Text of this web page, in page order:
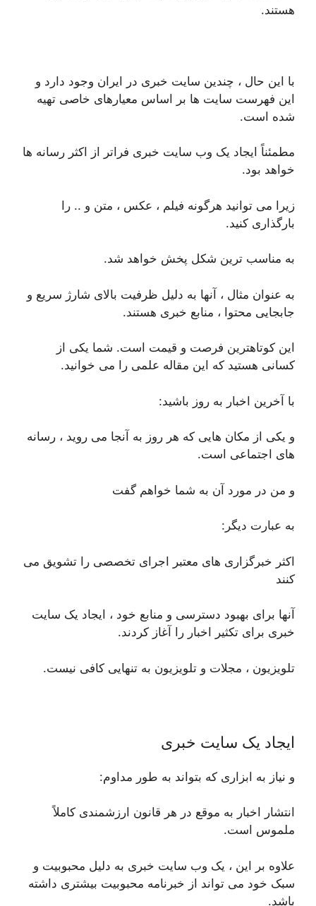
هستند.
با این حال ، چندین سایت خبری در ایران وجود دارد و
این فهرست سایت ها بر اساس معیارهای خاصی تهیه
شده است.
مطمئناً ایجاد یک وب سایت خبری فراتر از اکثر رسانه ها
خواهد بود.
زیرا می توانید هرگونه فیلم ، عکس ، متن و .. را
بارگذاری کنید.
به مناسب ترین شکل پخش خواهد شد.
به عنوان مثال ، آنها به دلیل ظرفیت بالای شارژ سریع و
جابجایی محتوا ، منابع خبری هستند.
این کوتاهترین فرصت و قیمت است. شما یکی از
کسانی هستید که این مقاله علمی را می خوانید.
با آخرین اخبار به روز باشید:
و یکی از مکان هایی که هر روز به آنجا می روید ، رسانه
های اجتماعی است.
و من در مورد آن به شما خواهم گفت
به عبارت دیگر:
اکثر خبرگزاری های معتبر اجرای تخصصی را تشویق می
کنند
آنها برای بهبود دسترسی و منابع خود ، ایجاد یک سایت
خبری برای تکثیر اخبار را آغاز کردند.
تلویزیون ، مجلات و تلویزیون به تنهایی کافی نیست.
ایجاد یک سایت خبری
و نیاز به ابزاری که بتواند به طور مداوم:
انتشار اخبار به موقع در هر قانون ارزشمندی کاملاً
ملموس است.
علاوه بر این ، یک وب سایت خبری به دلیل محبوبیت و
سبک خود می تواند از خبرنامه محبوبیت بیشتری داشته
باشد.